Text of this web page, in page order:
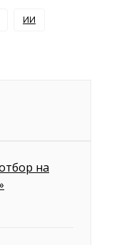
ИИ
на